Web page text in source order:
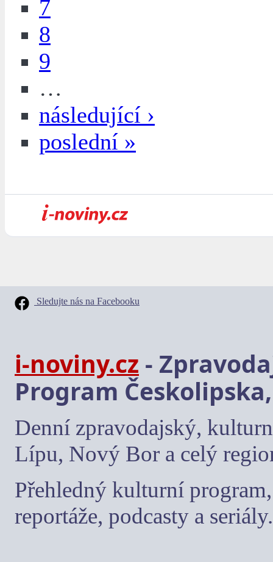
7
8
9
…
následující ›
poslední »
Sledujte nás na Facebooku
i-noviny.cz -
Program
Denní zpravodajský,
Lípu, Nový Bor a celý
Přehledný kulturní
reportáže, podcasty a seriály.